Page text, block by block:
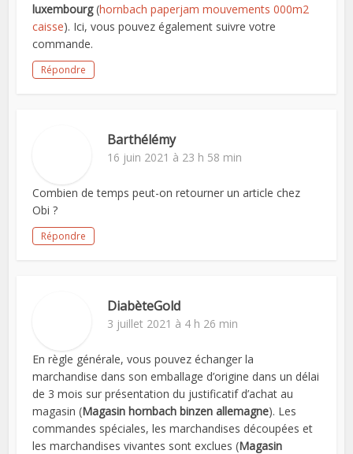
luxembourg(hornbach paperjam mouvements 000m2
caisse). Ici, vous pouvez également suivre votre
commande.
Répondre
Barthélémy
16 juin 2021 à 23 h 58 min
Combien de temps peut-on retourner un article chez
Obi ?
Répondre
DiabèteGold
3 juillet 2021 à 4 h 26 min
En règle générale, vous pouvez échanger la
marchandise dans son emballage d’origine dans un délai
de 3 mois sur présentation du justificatif d’achat au
magasin (Magasin hornbach binzen allemagne). Les
commandes spéciales, les marchandises découpées et
les marchandises vivantes sont exclues (Magasin